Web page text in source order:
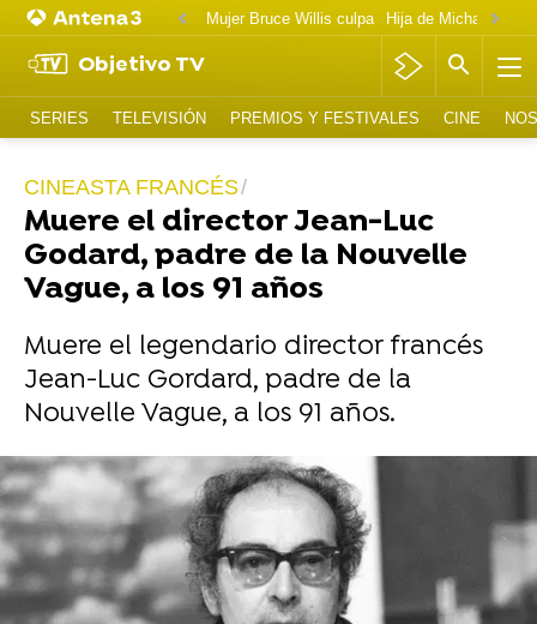
Mujer Bruce Willis culpa
Objetivo TV
SERIES TELEVISIÓN PREMIOS Y FESTIVALES CINE
CINEASTA FRANCÉS
Muere el director Jean-Luc
Godard, padre de la Nouvelle
Vague, a los 91 años
Muere el legendario director francés
Jean-Luc Gordard, padre de la
Nouvelle Vague, a los 91 años.